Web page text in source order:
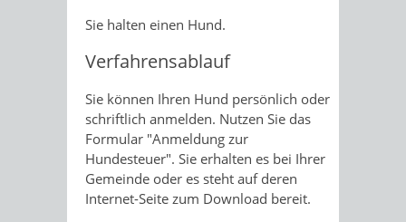
Sie halten einen Hund.
Verfahrensablauf
Sie können Ihren Hund persönlich oder
schriftlich anmelden. Nutzen Sie das
Formular "Anmeldung zur
Hundesteuer". Sie erhalten es bei Ihrer
Gemeinde oder es steht auf deren
Internet-Seite zum Download bereit.